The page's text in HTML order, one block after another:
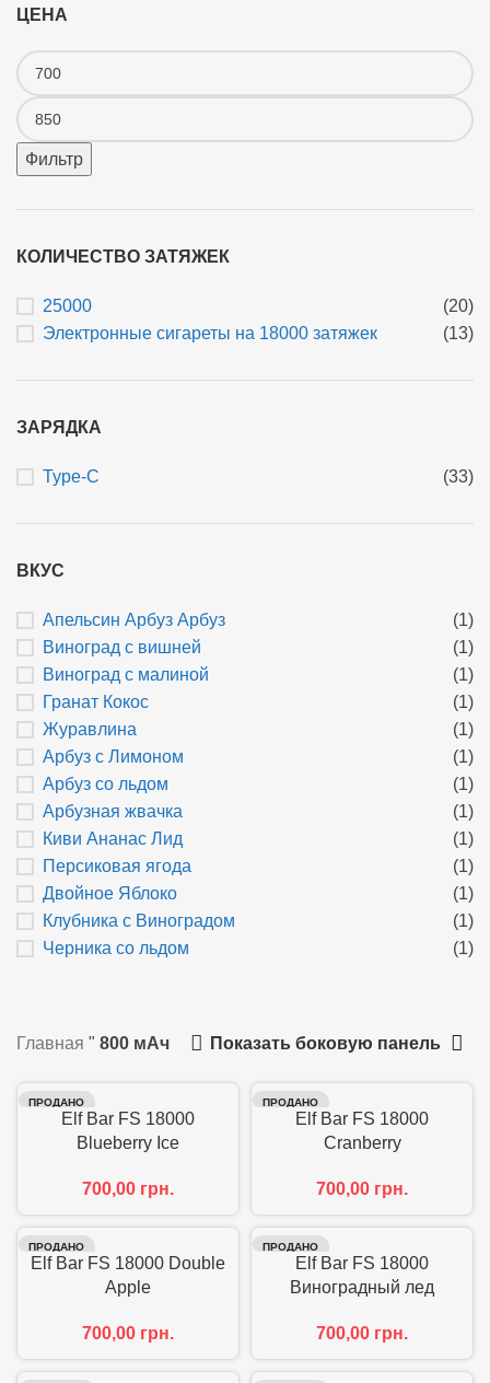
ЦЕНА
Фильтр
КОЛИЧЕСТВО ЗАТЯЖЕК
25000
(20)
Электронные сигареты на 18000 затяжек
(13)
ЗАРЯДКА
Type-C (33)
ВКУС
Апельсин Арбуз Арбуз
(1)
Виноград с вишней
(1)
Виноград с малиной
(1)
Гранат Кокос
(1)
Журавлина
(1)
Арбуз с Лимоном
(1)
Арбуз со льдом
(1)
Арбузная жвачка
(1)
Киви Ананас Лид
(1)
Персиковая ягода
(1)
Двойное Яблоко
(1)
Клубника с Виноградом
(1)
Черника со льдом
(1)
Главная " 800 мАч Показать боковую панель
ПРОДАНО
Elf Bar FS 18000
Blueberry Ice
700,00 грн.
ПРОДАНО
Elf Bar FS 18000
Cranberry
700,00 грн.
ПРОДАНО
Elf Bar FS 18000 Double
Apple
700,00 грн.
ПРОДАНО
Elf Bar FS 18000
Виноградный лед
700,00 грн.